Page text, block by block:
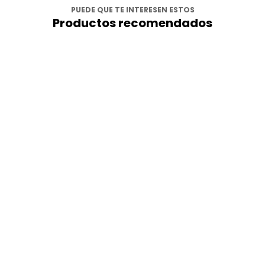
PUEDE QUE TE INTERESEN ESTOS
Productos recomendados